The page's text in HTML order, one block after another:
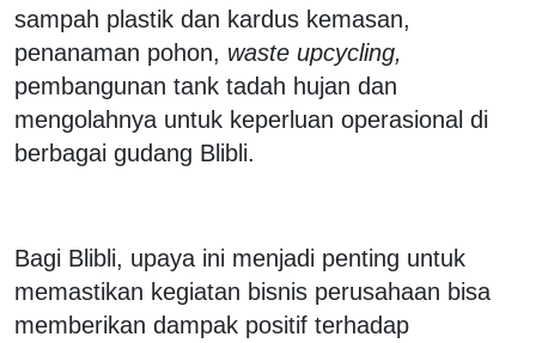
sampah plastik dan kardus kemasan,
penanaman pohon, waste upcycling,
pembangunan tank tadah hujan dan
mengolahnya untuk keperluan operasional di
berbagai gudang Blibli.
Bagi Blibli, upaya ini menjadi penting untuk
memastikan kegiatan bisnis perusahaan bisa
memberikan dampak positif terhadap